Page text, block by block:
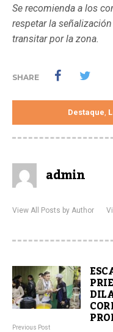
Se recomienda a los
respetar la
transitar por la zona.
SHARE
Destaque,
admin
View All Posts by Author
Previous Post